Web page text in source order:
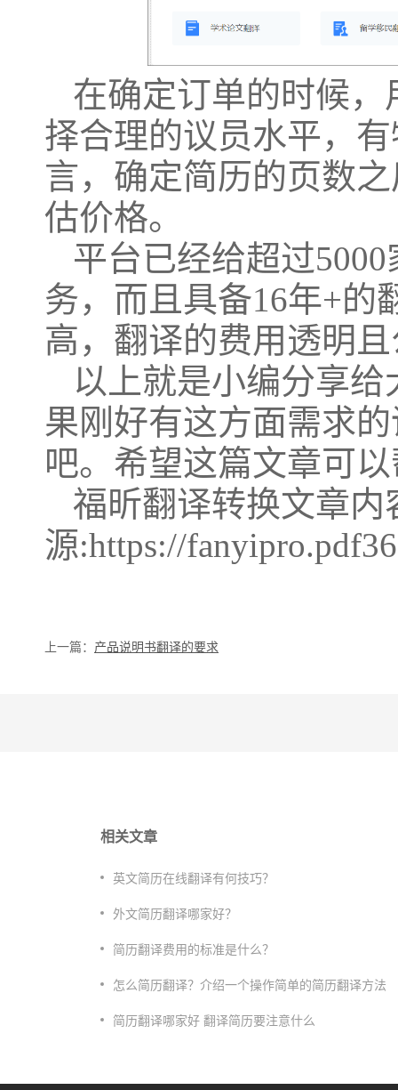
在确定订单的时候
择合理的议员水平，
言，确定简历的页数
估价格。
平台已经给超过
务，而且具备16年+的
高，翻译的费用透明
以上就是小编分享
果刚好有这方面需求
吧。希望这篇文章可
福昕翻译转换文章内
源:https://
上一篇： ​产品说明书翻译的要求
相关文章
​英文简历在线翻译有何技巧？
外文简历翻译哪家好？
简历翻译费用的标准是什么？
怎么简历翻译？介绍一个操作简单的简历翻译方法
​简历翻译哪家好 翻译简历要注意什么